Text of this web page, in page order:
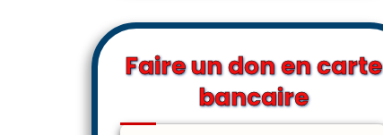
Faire un don en carte
bancaire